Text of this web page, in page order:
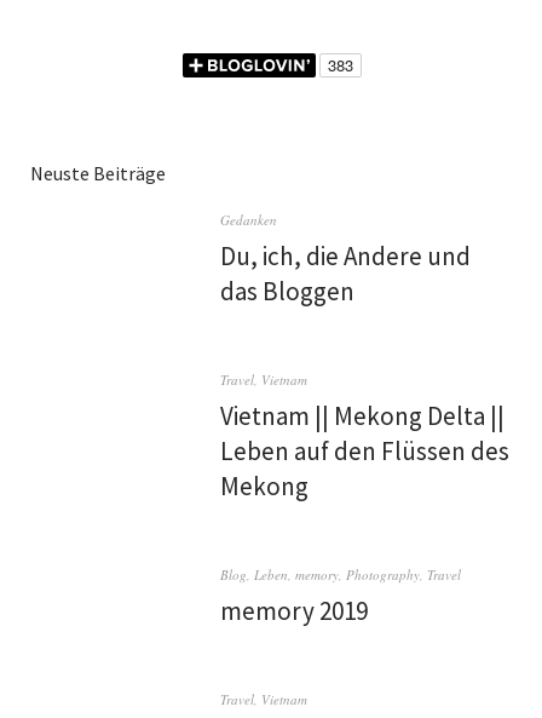
Neuste Beiträge
Gedanken
Du, ich, die Andere und
das Bloggen
Travel, Vietnam
Vietnam || Mekong Delta ||
Leben auf den Flüssen des
Mekong
Blog,Leben,memory,Photography, Travel
memory 2019
Travel, Vietnam